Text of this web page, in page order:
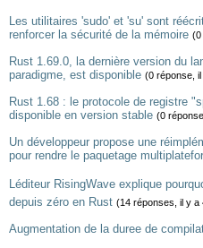
Les utilitaires 'sudo' et 'su' sont
renforcer la sécurité de la mémoire (0
Rust 1.69.0, la dernière version du
paradigme, est disponible (0 réponse,
Rust 1.68 : le protocole de registre
disponible en version stable (0
Un développeur propose une
pour rendre le paquetage
Léditeur RisingWave explique
depuis zéro en Rust (14 réponses, il y a
Augmentation de la duree de